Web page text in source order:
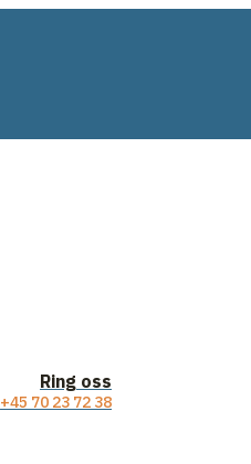
Ring oss
+45 70 23 72 38